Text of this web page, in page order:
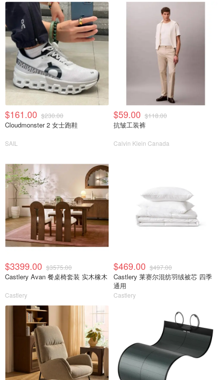
$161.00 $230.00
Cloudmonster 2 女士跑鞋
SAIL
$59.00 $118.00
抗皱工装裤
Calvin Klein Canada
$3399.00 $3575.00
Castlery Avan 餐桌椅套装 实木橡木
Castlery
$469.00 $497.00
Castlery 莱赛尔混纺羽绒被芯 四季
通用
Castlery